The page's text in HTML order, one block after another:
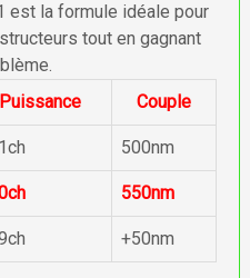
est la formule idéale pour
tout en gagnant
Puissance Couple
500nm
550nm
+50nm